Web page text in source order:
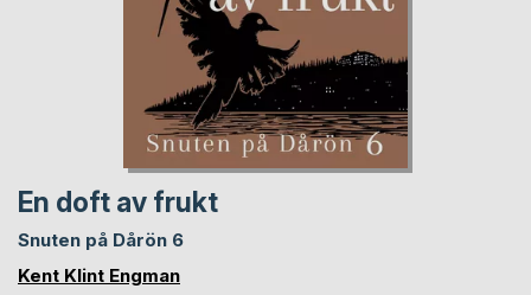
En doft av frukt
Snuten på Dårön 6
Kent Klint Engman